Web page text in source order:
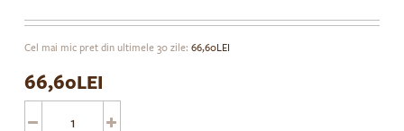
Cel mai mic pret din ultimele 30 zile: 66,60LEI
66,60LEI